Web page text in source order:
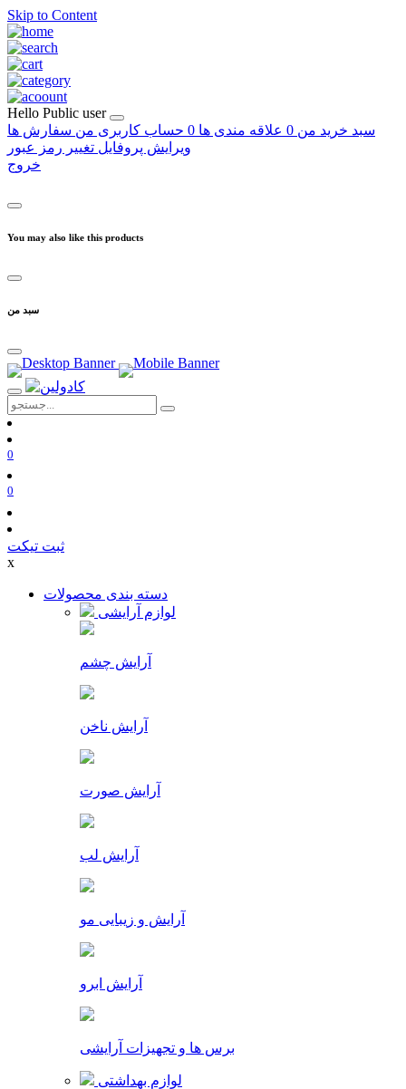
Skip to Content
Hello Public user
سبد خرید من 0 علاقه مندی ها 0 حساب کاربری من سفارش ها
ویرایش پروفایل تغییر رمز عبور
خروج
You may also like this products
سبد من
0
0
ثبت تیکت
x
دسته بندی محصولات
لوازم آرایشی
آرایش چشم
آرایش ناخن
آرایش صورت
آرایش لب
آرایش و زیبایی مو
آرایش ابرو
برس ها و تجهیزات آرایشی
لوازم بهداشتی